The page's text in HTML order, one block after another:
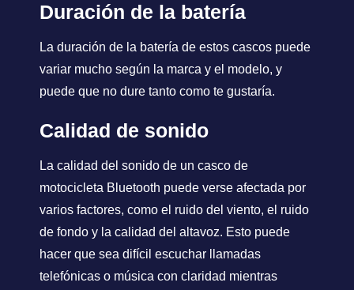
Duración de la batería
La duración de la batería de estos cascos puede
variar mucho según la marca y el modelo, y
puede que no dure tanto como te gustaría.
Calidad de sonido
La calidad del sonido de un casco de
motocicleta Bluetooth puede verse afectada por
varios factores, como el ruido del viento, el ruido
de fondo y la calidad del altavoz. Esto puede
hacer que sea difícil escuchar llamadas
telefónicas o música con claridad mientras